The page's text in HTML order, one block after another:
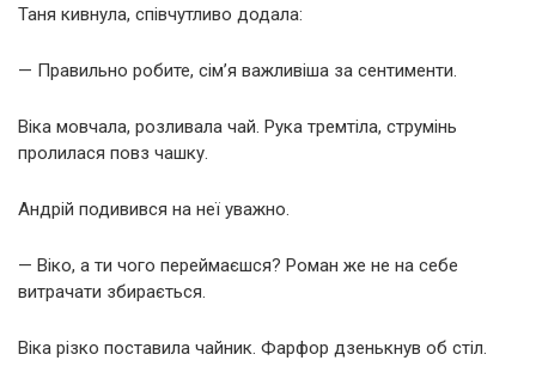
Таня кивнула, співчутливо додала:
— Правильно робите, сім’я важливіша за сентименти.
Віка мовчала, розливала чай. Рука тремтіла, струмінь
пролилася повз чашку.
Андрій подивився на неї уважно.
— Віко, а ти чого переймаєшся? Роман же не на себе
витрачати збирається.
Віка різко поставила чайник. Фарфор дзенькнув об стіл.